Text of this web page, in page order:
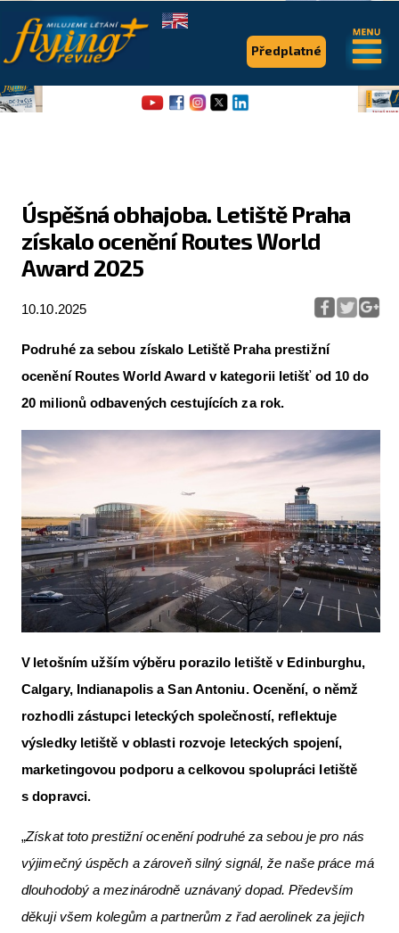
Úspěšná obhajoba. Letiště Praha
získalo ocenění Routes World
Award 2025
10.10.2025
Podruhé za sebou získalo Letiště Praha prestižní
ocenění Routes World Award v kategorii letišť od 10 do
20 milionů odbavených cestujících za rok.
V letošním užším výběru porazilo letiště v Edinburghu,
Calgary, Indianapolis a San Antoniu. Ocenění, o němž
rozhodli zástupci leteckých společností, reflektuje
výsledky letiště v oblasti rozvoje leteckých spojení,
marketingovou podporu a celkovou spolupráci letiště
s dopravci.
„Získat toto prestižní ocenění podruhé za sebou je pro nás
výjimečný úspěch a zároveň silný signál, že naše práce má
dlouhodobý a mezinárodně uznávaný dopad. Především
děkuji všem kolegům a partnerům z řad aerolinek za jejich
Předplatné
.
Flying Revue
Pro piloty
Série & speciály
Aktuální FR + archiv
Letecká muzea
VFR Communication app
The SAFE Guide app
Nabídky práce v letectví
Inzerujte s námi
E-SHOP